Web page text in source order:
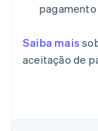
pagamento
Saiba mais
aceitação de
Alemanha
Áustria